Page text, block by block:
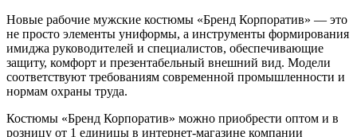
Новые рабочие мужские костюмы «Бренд Корпоратив» — это
не просто элементы униформы, а инструменты формирования
имиджа руководителей и специалистов, обеспечивающие
защиту, комфорт и презентабельный внешний вид. Модели
соответствуют требованиям современной промышленности и
нормам охраны труда.
Костюмы «Бренд Корпоратив» можно приобрести оптом и в
розницу от 1 единицы в интернет-магазине компании